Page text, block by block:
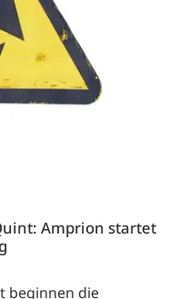
Amprion startet
beginnen die